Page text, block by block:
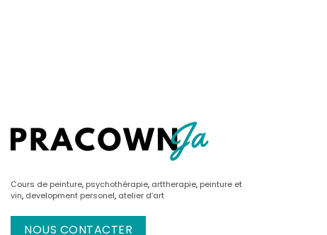
Cours de peinture, psychothérapie, arttherapie, peinture et
vin, development personel, atelier d’art
NOUS CONTACTER